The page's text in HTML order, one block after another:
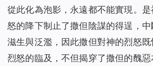
從此化為泡影，永遠都不能實現。
怒的降下制止了撒但陰謀的得逞，
滋生與泛濫，因此撒但對神的烈怒
烈怒的臨及，不但揭穿了撒但的醜